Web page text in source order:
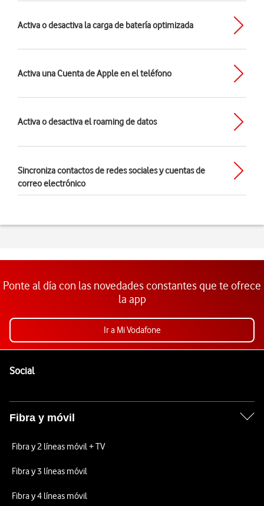
Activa o desactiva la carga de batería optimizada
Activa una Cuenta de Apple en el teléfono
Activa o desactiva el roaming de datos
Sincroniza contactos de redes sociales y cuentas de
correo electrónico
Ponte al día con las novedades constantes que te ofrece
la app
Ir a Mi Vodafone
SocialEnlaces a las redes sociales de Vodafone
Fibra y móvil
Fibra y 2 líneas móvil + TV
Fibra y 3 líneas móvil
Fibra y 4 líneas móvil